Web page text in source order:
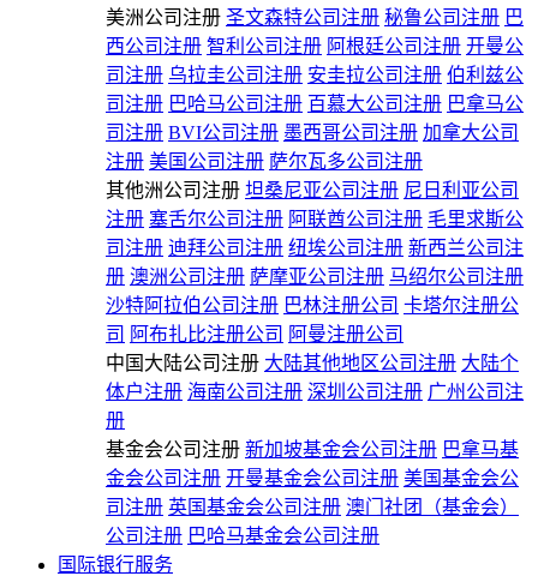
美洲公司注册 圣文森特公司注册 秘鲁公司注册 巴
西公司注册 智利公司注册 阿根廷公司注册 开曼公
司注册 乌拉圭公司注册 安圭拉公司注册 伯利兹公
司注册 巴哈马公司注册 百慕大公司注册 巴拿马公
司注册 BVI公司注册 墨西哥公司注册 加拿大公司
注册 美国公司注册 萨尔瓦多公司注册
其他洲公司注册 坦桑尼亚公司注册 尼日利亚公司
注册 塞舌尔公司注册 阿联酋公司注册 毛里求斯公
司注册 迪拜公司注册 纽埃公司注册 新西兰公司注
册 澳洲公司注册 萨摩亚公司注册 马绍尔公司注册
沙特阿拉伯公司注册 巴林注册公司 卡塔尔注册公
司 阿布扎比注册公司 阿曼注册公司
中国大陆公司注册 大陆其他地区公司注册 大陆个
体户注册 海南公司注册 深圳公司注册 广州公司注
册
基金会公司注册 新加坡基金会公司注册 巴拿马基
金会公司注册 开曼基金会公司注册 美国基金会公
司注册 英国基金会公司注册 澳门社团（基金会）
公司注册 巴哈马基金会公司注册
国际银行服务